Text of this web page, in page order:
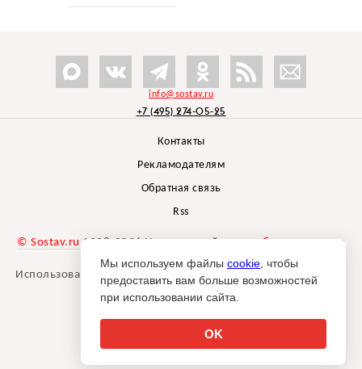
info@sostav.ru
+7 (495) 274-05-25
Контакты
Рекламодателям
Обратная связь
Rss
© Sostav.ru 1998-2026 Независимый проектбрендингового
агентства Depot
Использование материалов Sostav.ru допустимо только при
указании источника.
Мы используем файлы cookie , чтобы
предоставить вам больше возможностей
при использовании сайта.
OK